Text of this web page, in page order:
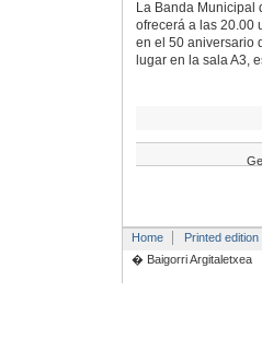
La Banda Municipal
ofrecerá a las 20.00
en el 50 aniversario
lugar en la sala A3,
Home Printed edition
� Baigorri Argitaletxea